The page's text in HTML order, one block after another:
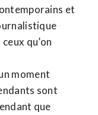
et
qu’on
moment
sont
que